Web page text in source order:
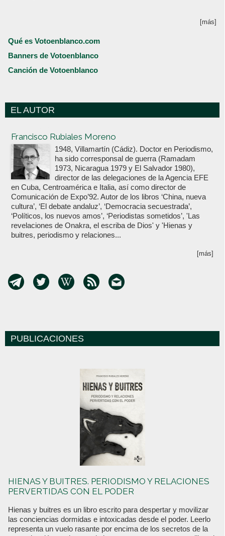
[más]
Qué es Votoenblanco.com
Banners de Votoenblanco
Canción de Votoenblanco
EL AUTOR
Francisco Rubiales Moreno
1948, Villamartín (Cádiz). Doctor en Periodismo,
ha sido corresponsal de guerra (Ramadam
1973, Nicaragua 1979 y El Salvador 1980),
director de las delegaciones de la Agencia EFE
en Cuba, Centroamérica e Italia, así como director de
Comunicación de Expo’92. Autor de los libros ‘China, nueva
cultura’, ‘El debate andaluz’, ‘Democracia secuestrada’,
‘Políticos, los nuevos amos’, ‘Periodistas sometidos’, 'Las
revelaciones de Onakra, el escriba de Dios' y 'Hienas y
buitres, periodismo y relaciones...
[más]
PUBLICACIONES
HIENAS Y BUITRES. PERIODISMO Y RELACIONES
PERVERTIDAS CON EL PODER
Hienas y buitres es un libro escrito para despertar y movilizar
las conciencias dormidas e intoxicadas desde el poder. Leerlo
representa un vuelo rasante por encima de los secretos de la